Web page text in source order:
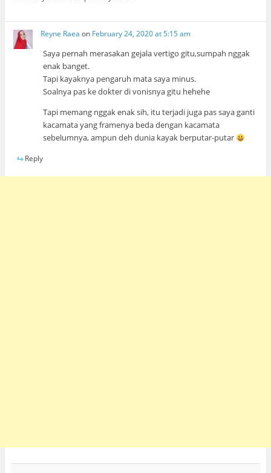
Reyne Raea on February 24, 2020 at 5:15 am
Saya pernah merasakan gejala vertigo gitu,sumpah nggak
enak banget.
Tapi kayaknya pengaruh mata saya minus.
Soalnya pas ke dokter di vonisnya gitu hehehe
Tapi memang nggak enak sih, itu terjadi juga pas saya ganti
kacamata yang framenya beda dengan kacamata
sebelumnya, ampun deh dunia kayak berputar-putar
Reply